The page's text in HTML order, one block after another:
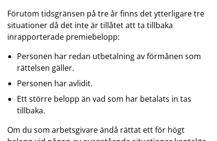
Förutom tidsgränsen på tre år finns det ytterligare tre
situationer då det inte är tillåtet att ta tillbaka
inrapporterade premiebelopp:
Personen har redan utbetalning av förmånen som
rättelsen gäller.
Personen har avlidit.
Ett större belopp än vad som har betalats in tas
tillbaka.
Om du som arbetsgivare ändå rättat ett för högt